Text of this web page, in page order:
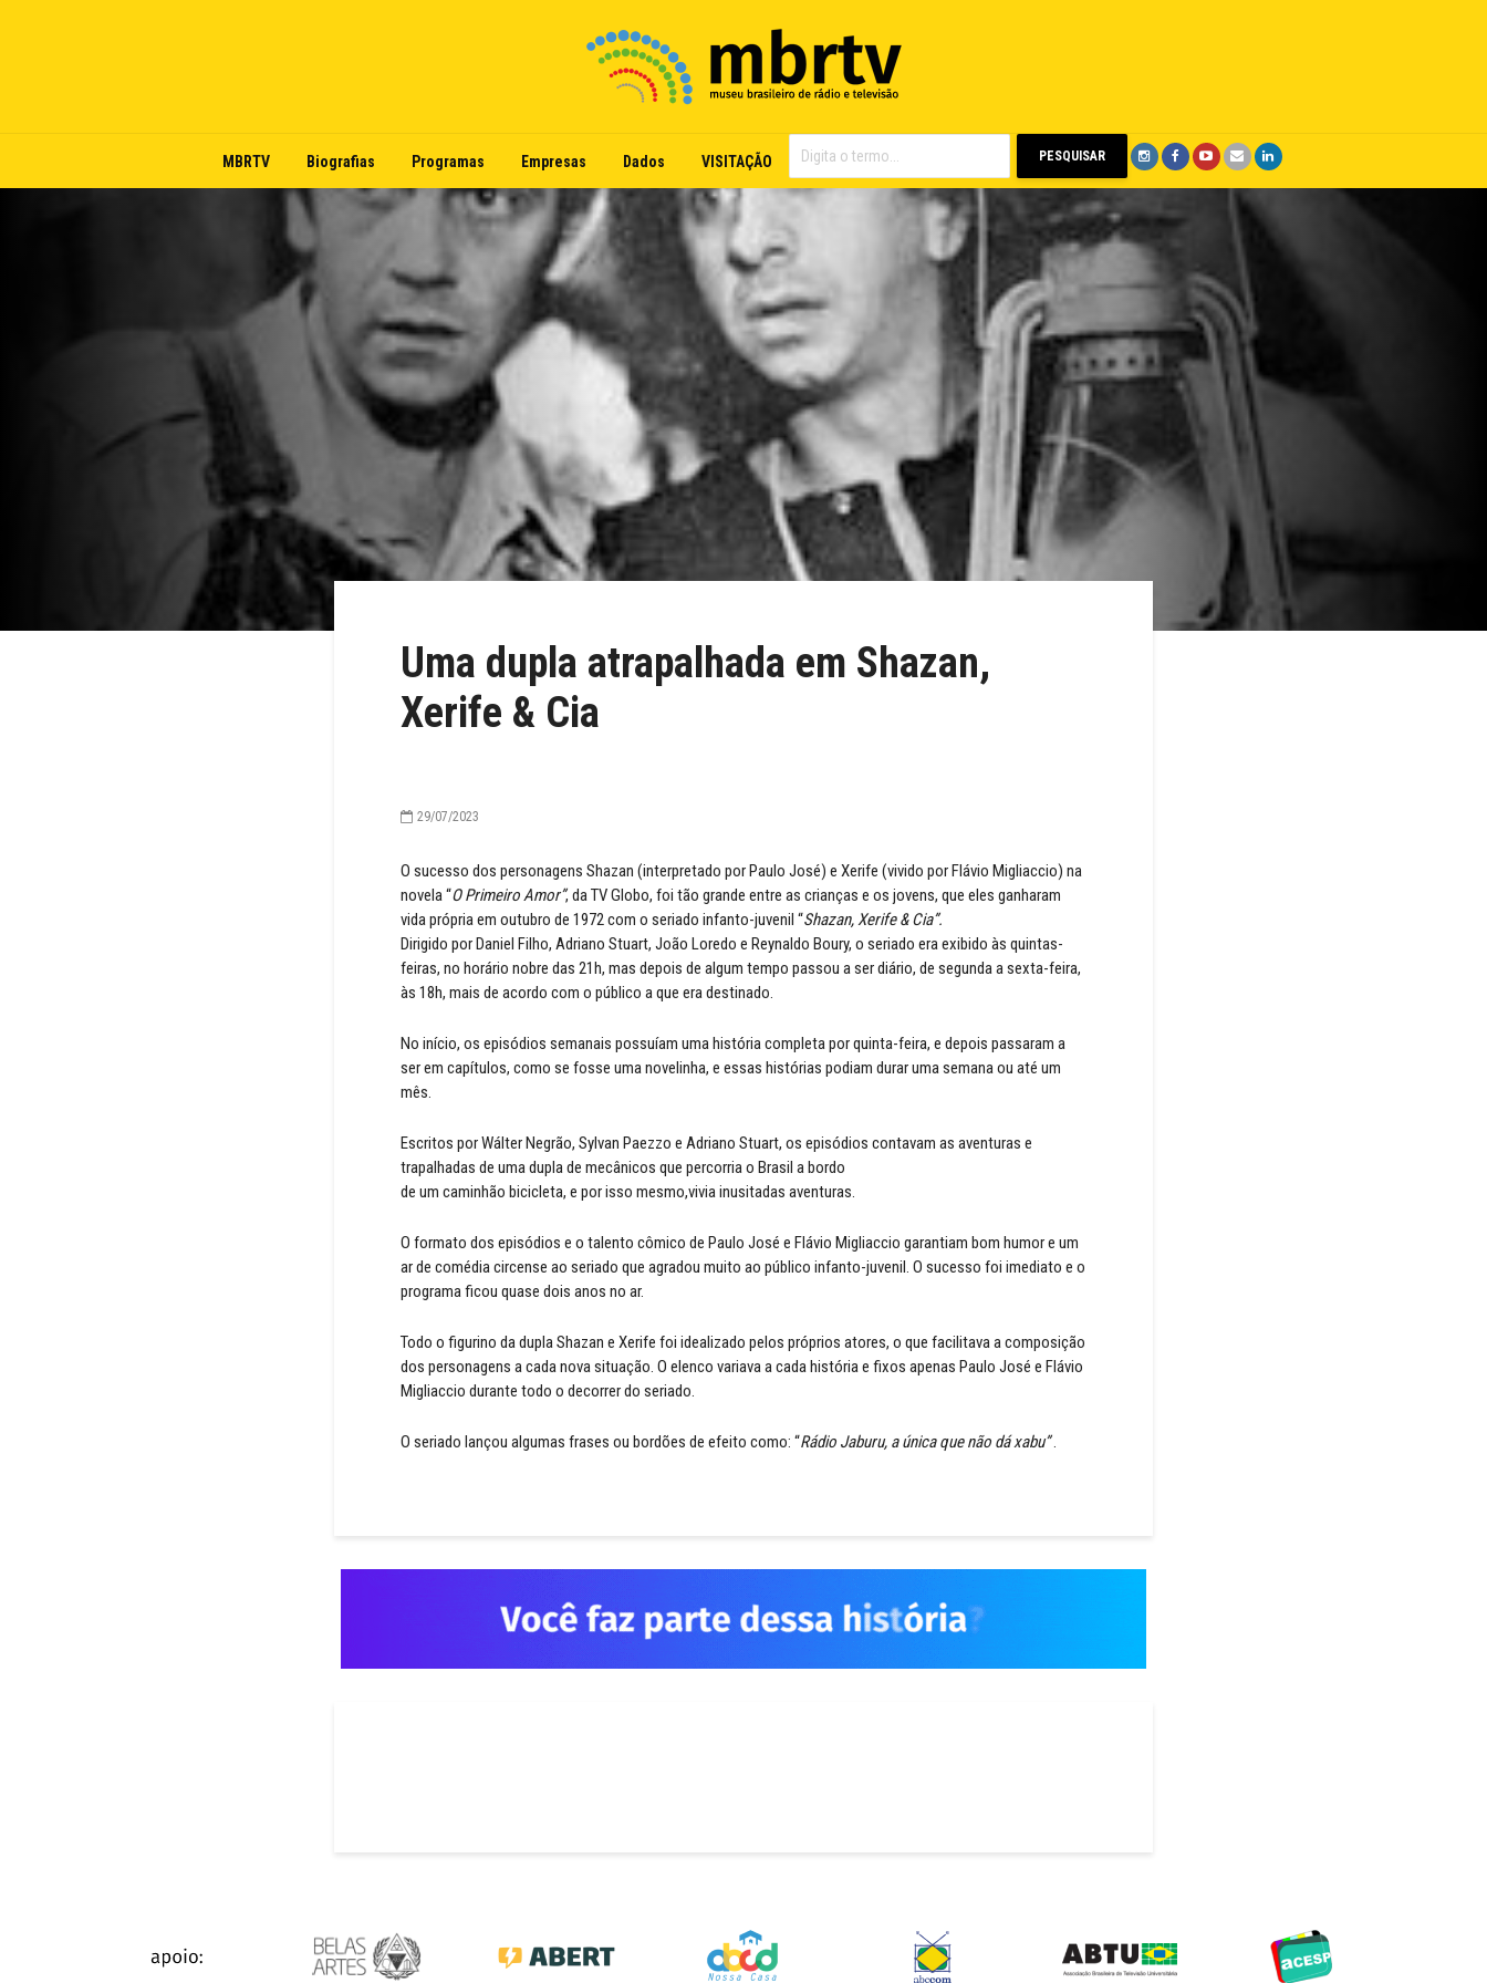
MBRTV Biografias Programas Empresas Dados VISITAÇÃO PESQUISAR
Uma dupla atrapalhada em Shazan,
Xerife & Cia
29/07/2023
O sucesso dos personagens Shazan (interpretado por Paulo José) e Xerife (vivido por Flávio Migliaccio) na
novela “O Primeiro Amor”, da TV Globo, foi tão grande entre as crianças e os jovens, que eles ganharam
vida própria em outubro de 1972 com o seriado infanto-juvenil “Shazan, Xerife & Cia”.
Dirigido por Daniel Filho, Adriano Stuart, João Loredo e Reynaldo Boury, o seriado era exibido às quintas-
feiras, no horário nobre das 21h, mas depois de algum tempo passou a ser diário, de segunda a sexta-feira,
às 18h, mais de acordo com o público a que era destinado.
No início, os episódios semanais possuíam uma história completa por quinta-feira, e depois passaram a
ser em capítulos, como se fosse uma novelinha, e essas histórias podiam durar uma semana ou até um
mês.
Escritos por Wálter Negrão, Sylvan Paezzo e Adriano Stuart, os episódios contavam as aventuras e
trapalhadas de uma dupla de mecânicos que percorria o Brasil a bordo
de um caminhão bicicleta, e por isso mesmo,vivia inusitadas aventuras.
O formato dos episódios e o talento cômico de Paulo José e Flávio Migliaccio garantiam bom humor e um
ar de comédia circense ao seriado que agradou muito ao público infanto-juvenil. O sucesso foi imediato e o
programa ficou quase dois anos no ar.
Todo o figurino da dupla Shazan e Xerife foi idealizado pelos próprios atores, o que facilitava a composição
dos personagens a cada nova situação. O elenco variava a cada história e fixos apenas Paulo José e Flávio
Migliaccio durante todo o decorrer do seriado.
O seriado lançou algumas frases ou bordões de efeito como: “Rádio Jaburu, a única que não dá xabu”.